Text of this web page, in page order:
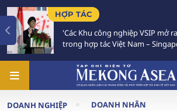
HỢP TÁC
'Các Khu công nghiệp VSIP mở ra chương mới
trong hợp tác Việt Nam – Singapore'
DOANH NGHIỆP DOANH NHÂN